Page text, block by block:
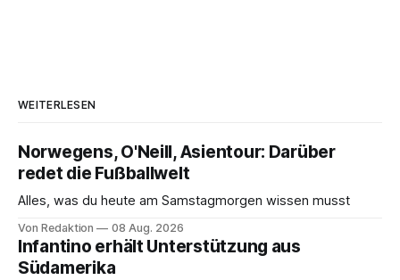
WEITERLESEN
Norwegens, O'Neill, Asientour: Darüber
redet die Fußballwelt
Alles, was du heute am Samstagmorgen wissen musst
Von Redaktion 08 Aug. 2026
Infantino erhält Unterstützung aus
Südamerika